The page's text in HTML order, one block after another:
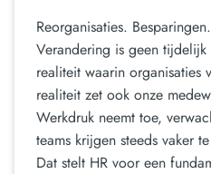
Reorganisaties.
Verandering is geen
realiteit waarin organisaties
realiteit zet ook onze
Werkdruk neemt toe,
teams krijgen steeds vaker
Dat stelt HR voor een